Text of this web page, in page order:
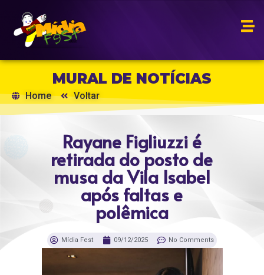
MURAL DE NOTÍCIAS
Home Voltar
Rayane Figliuzzi é
retirada do posto de
musa da Vila Isabel
após faltas e
polêmica
Mídia Fest 09/12/2025 No Comments